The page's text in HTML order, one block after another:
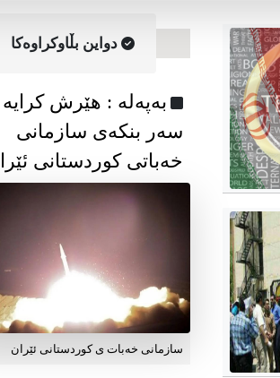
دواین بڵاوکراوه‌کا
به‌په‌له‌ : هێرش کرایە
سەر بنکەی سازمانی
خەباتی کوردستانی
سازمانی خەبات ی کوردستانی ئێران